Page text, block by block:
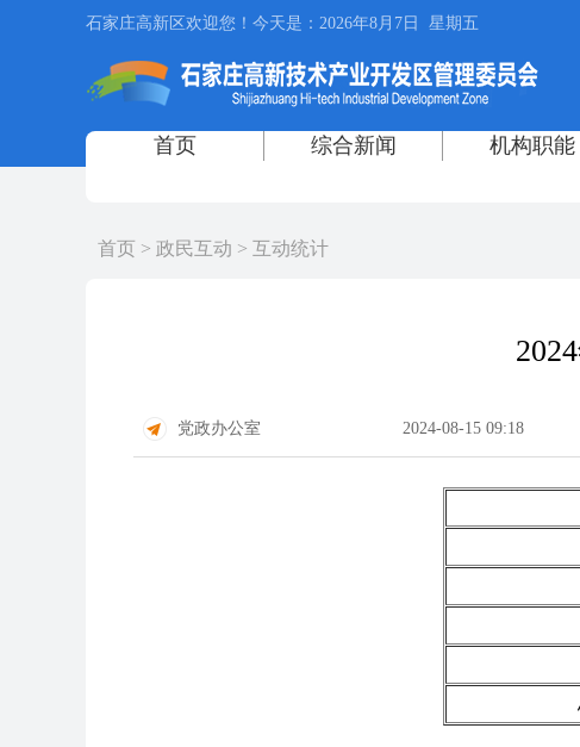
首页 > 政民互动 > 互动统计
党政办公室 2024-08-15 09:18